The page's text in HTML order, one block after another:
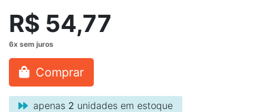
R$ 54,77
Comprar
apenas 2 unidades em estoque